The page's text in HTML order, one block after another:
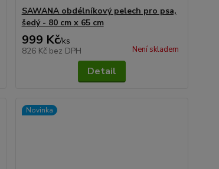
SAWANA obdélníkový pelech pro psa,
šedý - 80 cm x 65 cm
999 Kč/ks
826 Kč bez DPH Není skladem
Detail
Novinka